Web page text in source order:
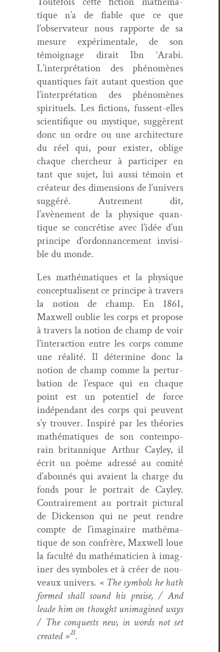
tique n’a de fiable que ce que
l’observateur nous rap­porte de sa
mesure expéri­men­tale, de son
témoignage dirait Ibn ‘Ara­bi.
L’interprétation des phénomènes
quan­tiques fait autant ques­tion que
l’interprétation des phénomènes
spir­ituels. Les fic­tions, fussent-elles
sci­en­tifique ou mys­tique, sug­gèrent
donc un ordre ou une archi­tec­ture
du réel qui, pour exis­ter, oblige
chaque chercheur à par­ticiper en
tant que sujet, lui aus­si témoin et
créa­teur des dimen­sions de l’univers
sug­géré. Autrement dit,
l’avènement de la physique quan­
tique se con­cré­tise avec l’idée d’un
principe d’ordonnancement invis­i­
ble du monde.
Les math­é­ma­tiques et la physique
con­cep­tu­alisent ce principe à tra­vers
la notion de champ. En 1861,
Maxwell oublie les corps et pro­pose
à tra­vers la notion de champ de voir
l’interaction entre les corps comme
une réal­ité. Il déter­mine donc la
notion de champ comme la per­tur­
ba­tion de l’espace qui en chaque
point est un poten­tiel de force
indépen­dant des corps qui peu­vent
s’y trou­ver. Inspiré par les théories
math­é­ma­tiques de son con­tem­po­
rain bri­tan­nique Arthur Cay­ley, il
écrit un poème adressé au comité
d’abonnés qui avaient la charge du
fonds pour le por­trait de Cay­ley.
Con­traire­ment au por­trait pic­tur­al
de Dick­en­son qui ne peut ren­dre
compte de l’imaginaire math­é­ma­
tique de son con­frère, Maxwell loue
la fac­ulté du math­é­mati­cien à imag­
in­er des sym­bol­es et à créer de nou­
veaux univers. « The sym­bols he hath
formed shall sound his praise, / And
leade him on thought unimag­ined ways
/ The con­quests new, in words not set
cre­at­ed »21.